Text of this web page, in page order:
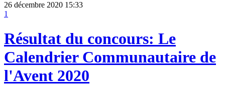
26 décembre 2020 15:33
1
Résultat du concours: Le
Calendrier Communautaire de
l'Avent 2020